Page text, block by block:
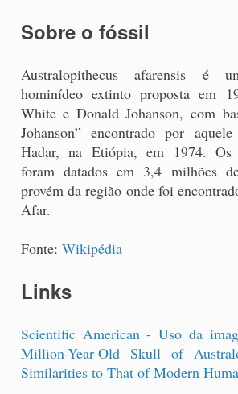
Sobre o fóssil
Australopithecus afarensis é
hominídeo extinto proposta em
White e Donald Johanson, com
Johanson” encontrado por
Hadar, na Etiópia, em 1974. Os
foram datados em 3,4 milhões
provém da região onde foi
Afar.
Fonte: Wikipédia
Links
Scientific American - Uso da
Million-Year-Old Skull of
Similarities to That of Modern